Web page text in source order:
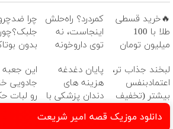
🔥خرید قسطی
طلا با 100
میلیون تومان
کمردرد؟ راه‌حلش
اینجاست، نه
توی داروخونه
چرا
بدون
۴۰٪تخفیف
لبخند جذاب تر،
اعتمادبنفس
بیشتر (تخفیف
تا امشب)
پایان دغدغه
هزینه های
دندان پزشکی با
کننده خانگی
این
جادویی
رو لبات
دانلود موزیک قصه امیر شریعت